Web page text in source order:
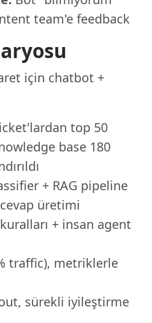
team'e feedback
için chatbot +
top 50
base 180
+ RAG pipeline
üretimi
+ insan agent
traffic), metriklerle
sürekli iyileştirme